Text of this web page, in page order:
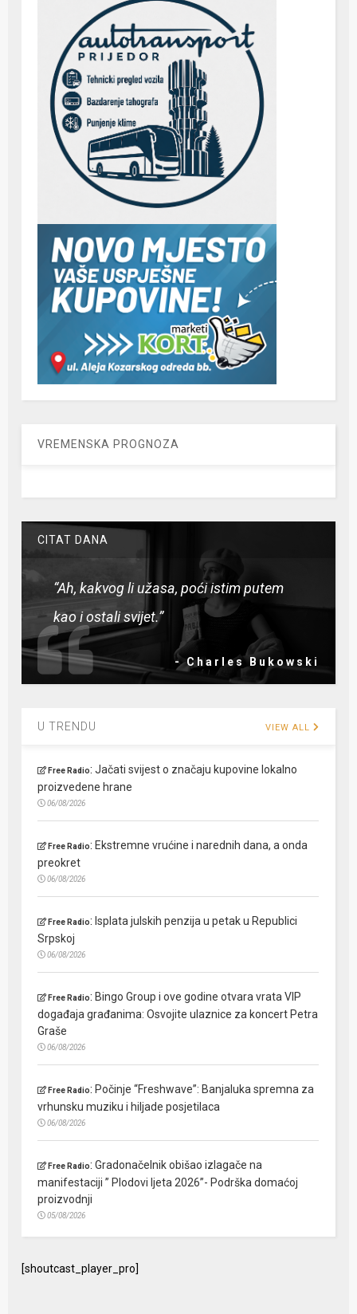
VREMENSKA PROGNOZA
CITAT DANA
“Ah, kakvog li užasa, poći istim putem
kao i ostali svijet.”
- Charles Bukowski
U TRENDU VIEW ALL
Free Radio:Jačati svijest o značaju kupovine lokalno
proizvedene hrane
06/08/2026
Free Radio: Ekstremne vrućine i narednih dana, a onda
preokret
06/08/2026
Free Radio: Isplata julskih penzija u petak u Republici
Srpskoj
06/08/2026
Free Radio: Bingo Group i ove godine otvara vrata VIP
događaja građanima: Osvojite ulaznice za koncert Petra
Graše
06/08/2026
Free Radio: Počinje “Freshwave”: Banjaluka spremna za
vrhunsku muziku i hiljade posjetilaca
06/08/2026
Free Radio:Gradonačelnik obišao izlagače na
manifestaciji ” Plodovi ljeta 2026”- Podrška domaćoj
proizvodnji
05/08/2026
[shoutcast_player_pro]